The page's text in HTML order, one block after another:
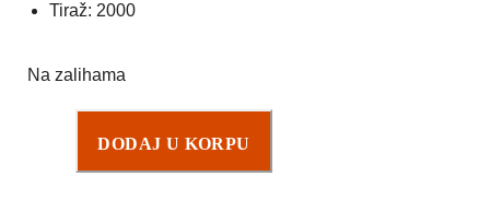
Tiraž: 2000
Na zalihama
DODAJ U KORPU